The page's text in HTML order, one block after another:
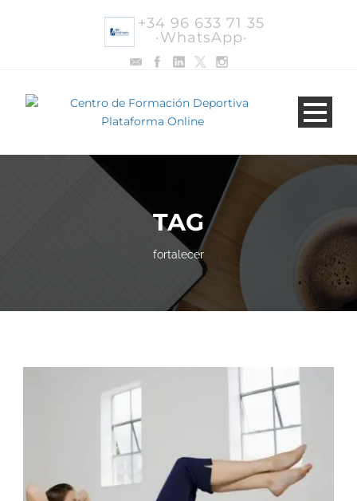
+34 96 633 71 35
·WhatsApp·
TAG
fortalecer